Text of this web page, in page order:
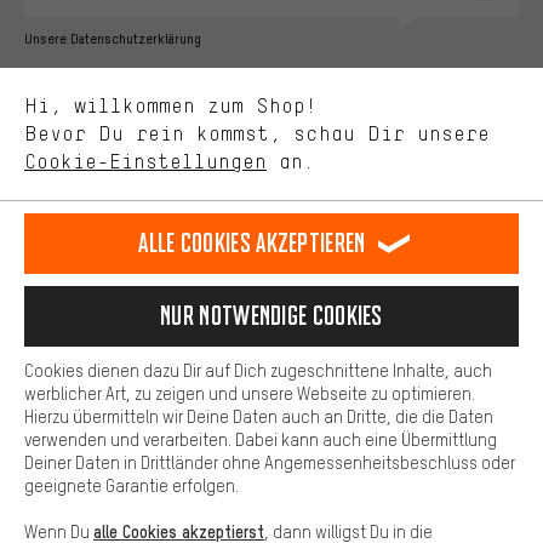
Unsere Datenschutzerklärung
Sprache"
Deutsch
DE english
EN español
ES français
FR
VERTRAG WIDERRUFEN Aachener Community Affiliateprogramm
Datenschutz Allgemeine Geschäftsbedingungen
Hinweisgebersystem Hinweise zur Batterieentsorgung
Cookie-Einstellungen Kontrast ändern
Alle Preise verstehen sich in Euro und exkl. MwSt zuzüglich
Versandkostenfür Lieferung nachUSA.
Hi, willkommen zum Shop!
Bevor Du rein kommst, schau Dir unsere
Cookie-Einstellungen an.
Bessere Leistung
Uns interessiert, was Du in unserem Shop suchst und brauchst.
selbst Einfluss auf die Verbesserung unserer Webseite und
unseres Shop-Angebots.
Dein Shopping-Erlebnis wird komfortabler. Mit Komfort-Cookies
stellen wir Verknüpfungen zu Social Media Plattformen her. So
können wir dir weitere nützliche Inhalte und Informationen zur
Verfügung stellen. Zudem hast du die Möglichkeit zusätzliche
Services zu nutzen, die es dir erleichtern die richtigen Produkte zu
finden. Beispielsweise bieten wir eine Chat-Funktion an, damit
Fragen schnell und unkompliziert beantwortet werden können.
Basis
Basis-Cookies gewährleisten, dass Du unsere Webseite
grundsätzlich nutzen kannst.
Alle Cookies akzeptieren
Nur Notwendige Cookies
Cookies dienen dazu Dir auf Dich zugeschnittene Inhalte, auch
werblicher Art, zu zeigen und unsere Webseite zu optimieren.
Hierzu übermitteln wir Deine Daten auch an Dritte, die die Daten
verwenden und verarbeiten. Dabei kann auch eine Übermittlung
Deiner Daten in Drittländer ohne Angemessenheitsbeschluss oder
geeignete Garantie erfolgen.
Wenn Du alle Cookies akzeptierst , dann willigst Du in die